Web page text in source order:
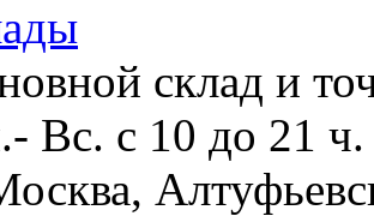
склад и
Вс. с 10 до 21 ч.